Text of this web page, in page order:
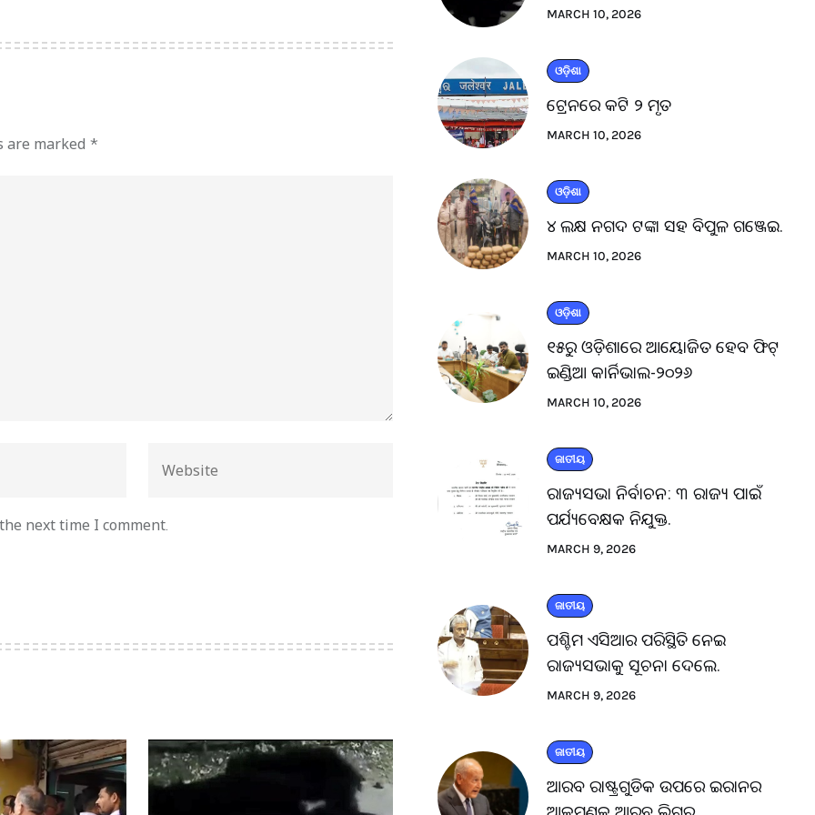
are marked *
next time I comment.
MARCH 10, 2026
ଓଡ଼ିଶା
ଟ୍ରେନରେ କଟି ୨ ମୃତ
MARCH 10, 2026
ଓଡ଼ିଶା
୪ ଲକ୍ଷ ନଗଦ ଟଙ୍କା ସହ ବିପୁଳ ଗଞ୍ଜେଇ.
MARCH 10, 2026
ଓଡ଼ିଶା
୧୫ରୁ ଓଡ଼ିଶାରେ ଆୟୋଜିତ ହେବ ଫିଟ୍
ଇଣ୍ଡିଆ କାର୍ନିଭାଲ-୨୦୨୬
MARCH 10, 2026
ଜାତୀୟ
ରାଜ୍ୟସଭା ନିର୍ବାଚନ: ୩ ରାଜ୍ୟ ପାଇଁ
ପର୍ଯ୍ୟବେକ୍ଷକ ନିଯୁକ୍ତ.
MARCH 9, 2026
ଜାତୀୟ
ପଶ୍ଚିମ ଏସିଆର ପରିସ୍ଥିତି ନେଇ
ରାଜ୍ୟସଭାକୁ ସୂଚନା ଦେଲେ.
MARCH 9, 2026
ଜାତୀୟ
ଆରବ ରାଷ୍ଟ୍ରଗୁଡିକ ଉପରେ ଇରାନର